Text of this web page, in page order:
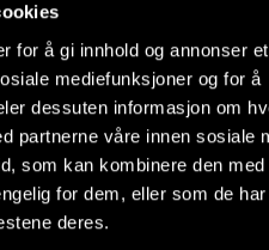
for å gi innhold og annonser et
mediefunksjoner og for å
dessuten informasjon om
partnerne våre innen sosiale
som kan kombinere den med
for dem, eller som de
deres.
kor gode dei
godt musikk gjer for ein
(kanskje) kan vi tenke på
instruert til – eller bare